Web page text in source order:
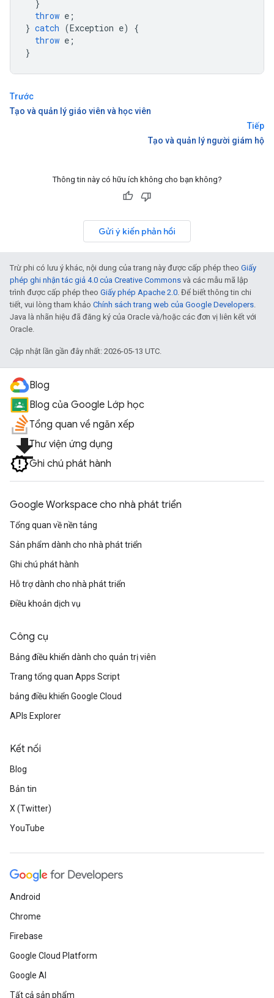
}
throw e ;
} catch (Exception e)
{
throw e ;
}
Trước
Tạo và quản lý giáo viên và học viên
Tiếp
Tạo và quản lý người giám hộ
Thông tin này có hữu ích không cho bạn không?
Gửi ý kiến phản hồi
Trừ phi có lưu ý khác, nội dung của trang này được cấp phép theo Giấy
phép ghi nhận tác giả 4.0 của Creative Commons và các mẫu mã lập
trình được cấp phép theo Giấy phép Apache 2.0. Để biết thông tin chi
tiết, vui lòng tham khảo Chính sách trang web của Google Developers.
Java là nhãn hiệu đã đăng ký của Oracle và/hoặc các đơn vị liên kết với
Oracle.
Cập nhật lần gần đây nhất: 2026-05-13 UTC.
Blog
Blog của Google Lớp học
Tổng quan về ngăn xếp
file_downloadThư viện ứng dụng
Ghi chú phát hành
Google Workspace cho nhà phát triển
Tổng quan về nền tảng
Sản phẩm dành cho nhà phát triển
Ghi chú phát hành
Hỗ trợ dành cho nhà phát triển
Điều khoản dịch vụ
Công cụ
Bảng điều khiển dành cho quản trị viên
Trang tổng quan Apps Script
bảng điều khiển Google Cloud
APIs Explorer
Kết nối
Blog
Bản tin
X (Twitter)
YouTube
Android
Chrome
Firebase
Google Cloud Platform
Google AI
Tất cả sản phẩm